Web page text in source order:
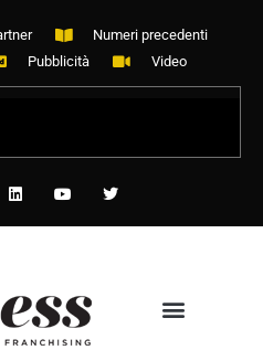
Numeri precedenti
Pubblicità Video